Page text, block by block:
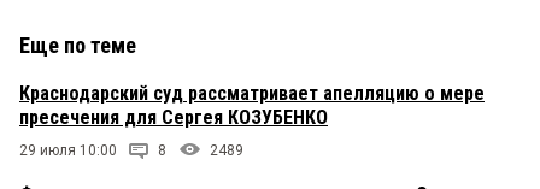
Еще по теме
Краснодарский суд рассматривает апелляцию о мере
пресечения для Сергея КОЗУБЕНКО
29 июля 10:00 8 2489